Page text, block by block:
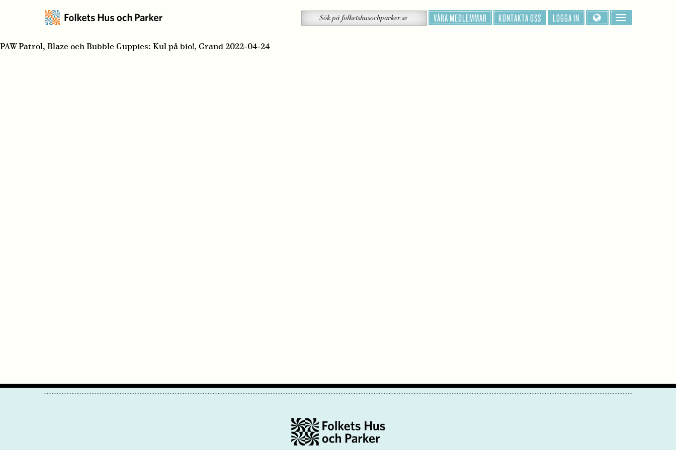
på
Sök VÅRA MEDLEMMAR KONTAKTA OSS LOGGA IN
PAW Patrol, Blaze och Bubble Guppies: Kul på bio!, Grand 2022-04-24